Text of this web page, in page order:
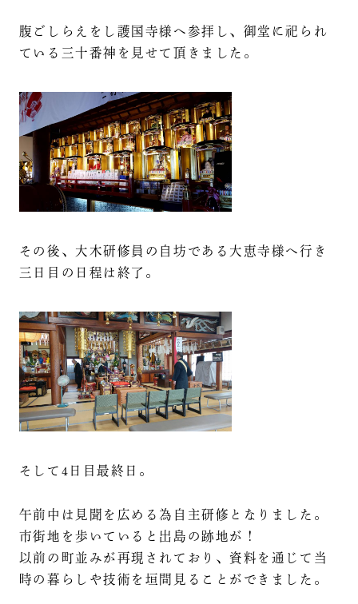
腹ごしらえをし護国寺様へ参拝し、御堂に祀られ
ている三十番神を見せて頂きました。
その後、大木研修員の自坊である大恵寺様へ行き
三日目の日程は終了。
そして4日目最終日。
午前中は見聞を広める為自主研修となりました。
市街地を歩いていると出島の跡地が！
以前の町並みが再現されており、資料を通じて当
時の暮らしや技術を垣間見ることができました。